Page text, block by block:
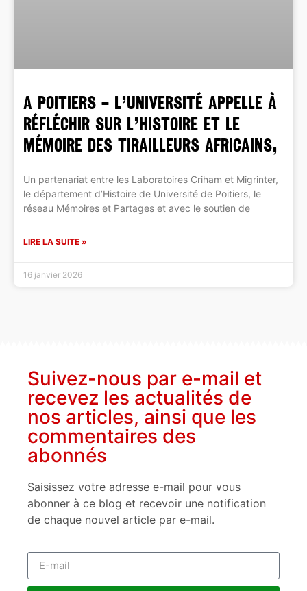
A POITIERS – L’Université appelle à
réfléchir sur l’histoire et le
mémoire des tirailleurs africains,
Un partenariat entre les Laboratoires Criham et Migrinter,
le département d’Histoire de Université de Poitiers, le
réseau Mémoires et Partages et avec le soutien de
LIRE LA SUITE »
16 janvier 2026
Suivez-nous par e-mail et
recevez les actualités de
nos articles, ainsi que les
commentaires des
abonnés
Saisissez votre adresse e-mail pour vous
abonner à ce blog et recevoir une notification
de chaque nouvel article par e-mail.